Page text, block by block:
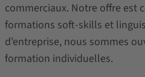
commerciaux. Notre offre est
formations soft-skills et
d'entreprise, nous sommes
formation individuelles.